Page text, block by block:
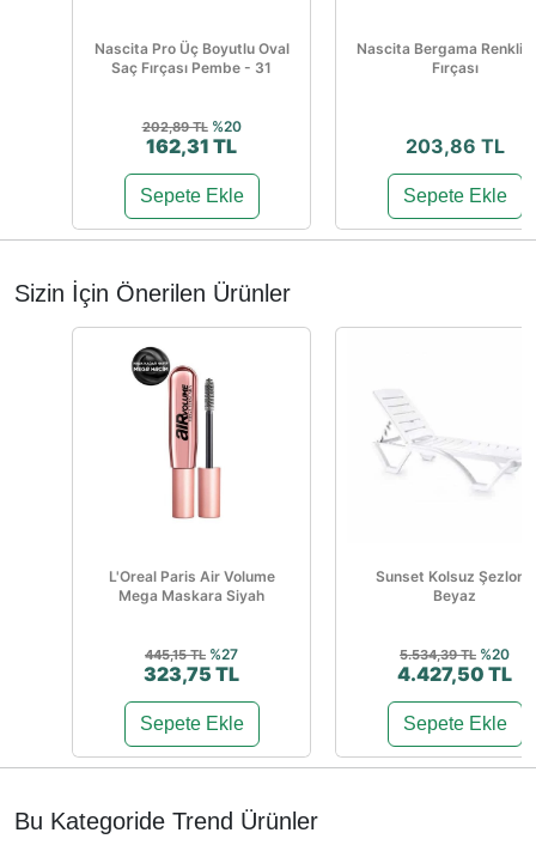
Nascita Pro Üç Boyutlu Oval
Saç Fırçası Pembe - 31
202,89 TL %20
162,31 TL
Sepete Ekle
Nascita Bergama Renkli
Fırçası
203,86 TL
Sepete Ekle
Sizin İçin Önerilen Ürünler
L'Oreal Paris Air Volume
Mega Maskara Siyah
445,15 TL %27
323,75 TL
Sepete Ekle
Sunset Kolsuz Şezlong
Beyaz
5.534,39 TL %20
4.427,50 TL
Sepete Ekle
Bu Kategoride Trend Ürünler